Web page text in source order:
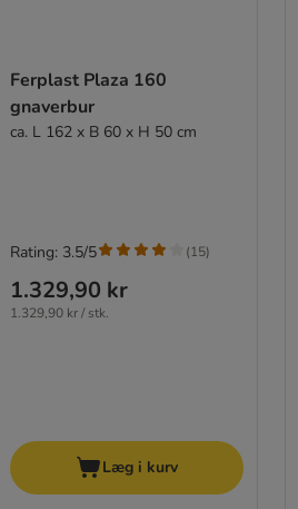
Ferplast Plaza 160
gnaverbur
ca. L 162 x B 60 x H 50 cm
1.329,90 kr
1.329,90 kr / stk.
Rating: 3.5/5 (15)
Læg i kurv